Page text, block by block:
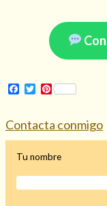
Consulta de tarot
Facebook
Twitter
Pinterest
Contacta conmigo
Tu nombre